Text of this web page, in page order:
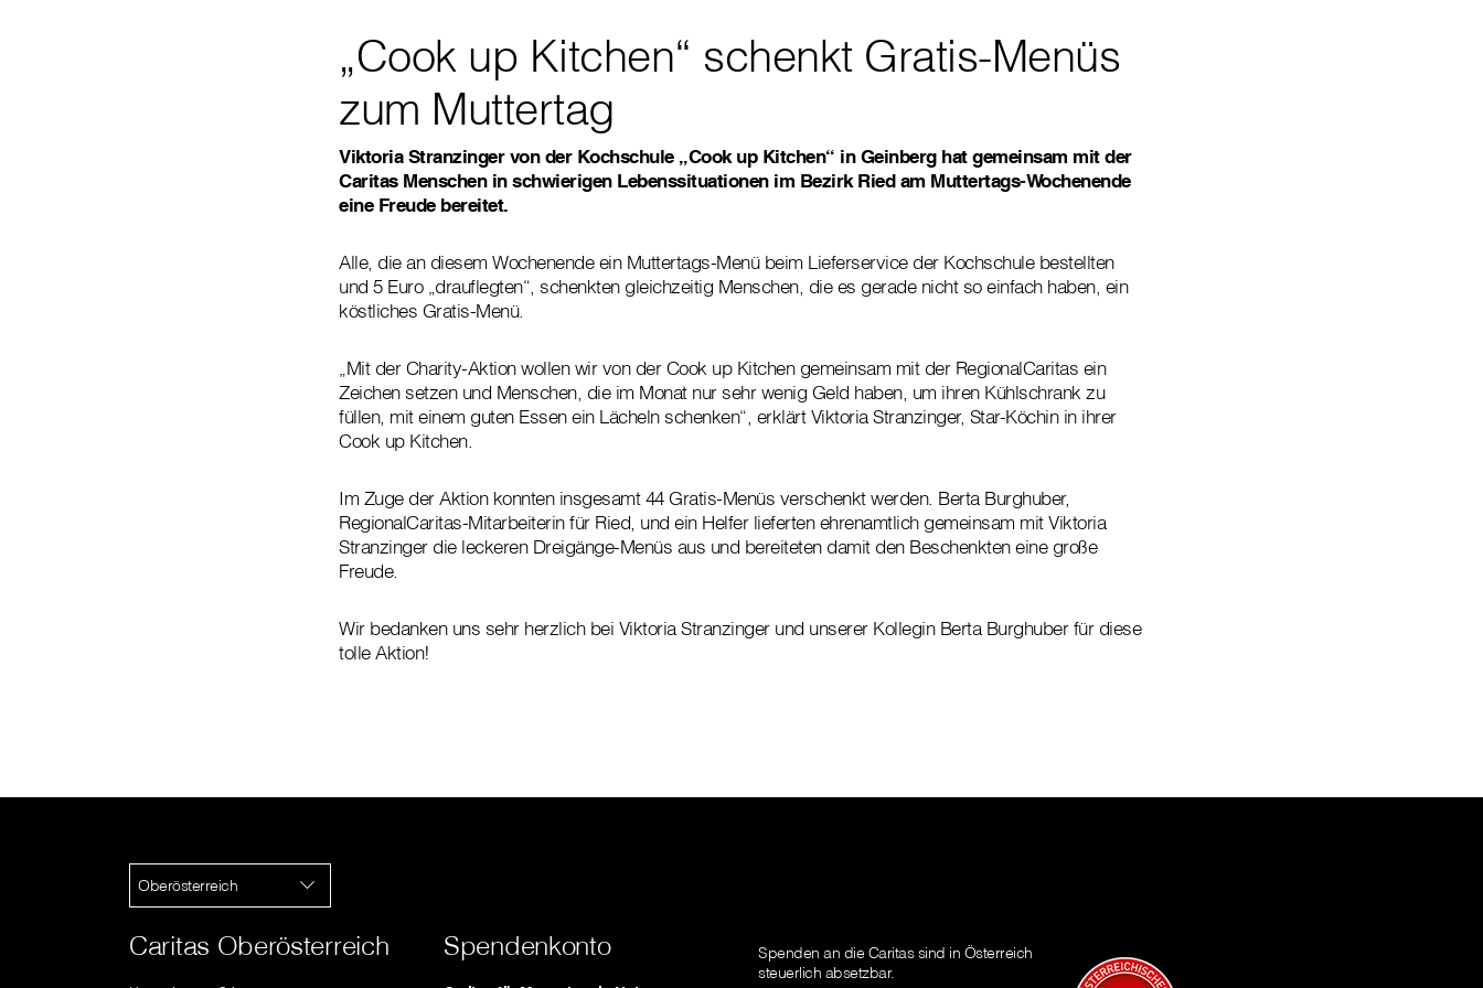
„Cook up Kitchen“ schenkt Gratis-Menüs
zum Muttertag
Viktoria Stranzinger von der Kochschule „Cook up Kitchen“ in Geinberg hat gemeinsam mit der
Caritas Menschen in schwierigen Lebenssituationen im Bezirk Ried am Muttertags-Wochenende
eine Freude bereitet.
Alle, die an diesem Wochenende ein Muttertags-Menü beim Lieferservice der Kochschule bestellten
und 5 Euro „drauflegten“, schenkten gleichzeitig Menschen, die es gerade nicht so einfach haben, ein
köstliches Gratis-Menü.
„Mit der Charity-Aktion wollen wir von der Cook up Kitchen gemeinsam mit der RegionalCaritas ein
Zeichen setzen und Menschen, die im Monat nur sehr wenig Geld haben, um ihren Kühlschrank zu
füllen, mit einem guten Essen ein Lächeln schenken“, erklärt Viktoria Stranzinger, Star-Köchin in ihrer
Cook up Kitchen.
Im Zuge der Aktion konnten insgesamt 44 Gratis-Menüs verschenkt werden. Berta Burghuber,
RegionalCaritas-Mitarbeiterin für Ried, und ein Helfer lieferten ehrenamtlich gemeinsam mit Viktoria
Stranzinger die leckeren Dreigänge-Menüs aus und bereiteten damit den Beschenkten eine große
Freude.
Wir bedanken uns sehr herzlich bei Viktoria Stranzinger und unserer Kollegin Berta Burghuber für diese
tolle Aktion!
Oberösterreich
Caritas Oberösterreich Spendenkonto
Spenden an die Caritas sind in Österreich
steuerlich absetzbar.